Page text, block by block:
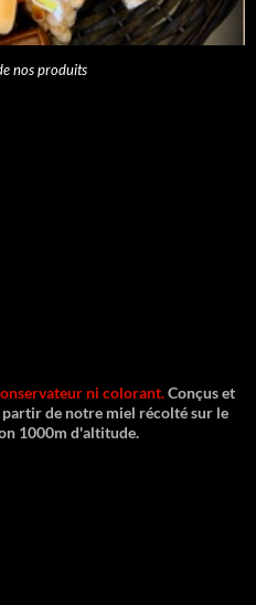
nos produits
ni colorant.Conçus et
de notre miel récolté sur le
1000m d'altitude.